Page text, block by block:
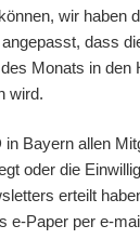
wir haben
dass
Monats in den
wird.
Bayern allen
oder die
erteilt
e-Paper per e-